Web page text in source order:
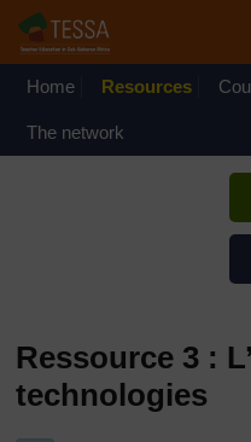
Home Resources
The network
Si
Ressource 3 :
technologies